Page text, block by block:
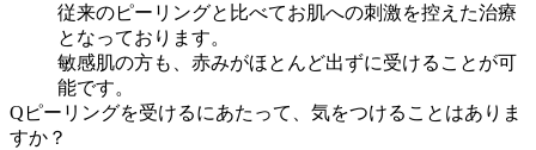
従来のピーリングと比べてお肌への刺激を控えた治療
となっております。
敏感肌の方も、赤みがほとんど出ずに受けることが可
能です。
Q ピーリングを受けるにあたって、気をつけることはありま
すか？